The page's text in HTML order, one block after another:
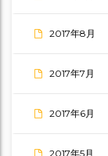
2017年8月
2017年7月
2017年6月
2017年5月